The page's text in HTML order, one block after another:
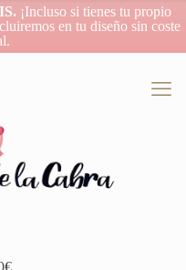
¡Incluso si tienes tu propio
en tu diseño sin coste